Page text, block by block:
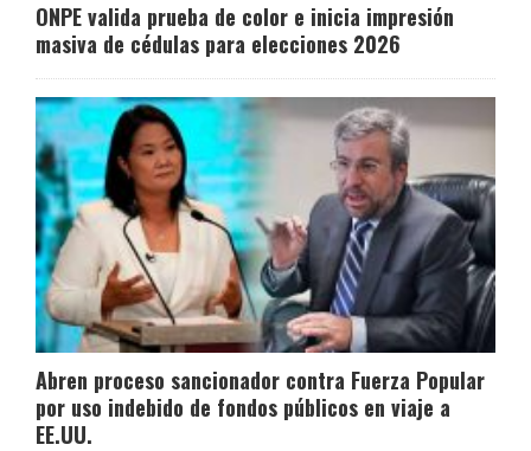
ONPE valida prueba de color e inicia impresión
masiva de cédulas para elecciones 2026
Abren proceso sancionador contra Fuerza Popular
por uso indebido de fondos públicos en viaje a
EE.UU.